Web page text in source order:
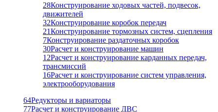
28Конструирование ходовых частей, подвесок,
движителей
32Конструирование коробок передач
21Конструирование тормозных систем, сцепления
7Конструирование раздаточных коробок
30Расчет и конструирование машин
12Расчет и конструирование карданных передач,
трансмиссий
16Расчет и конструирование систем управления,
электрооборудования
64Редукторы и вариаторы
77Расчет и конструирование ДВС